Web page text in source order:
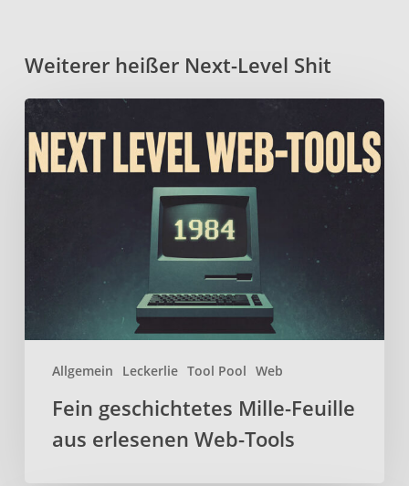
Weiterer heißer Next-Level Shit
Allgemein Leckerlie Tool Pool Web
Fein
geschichtetes
Mille-
Fein geschichtetes Mille-Feuille
aus erlesenen Web-Tools